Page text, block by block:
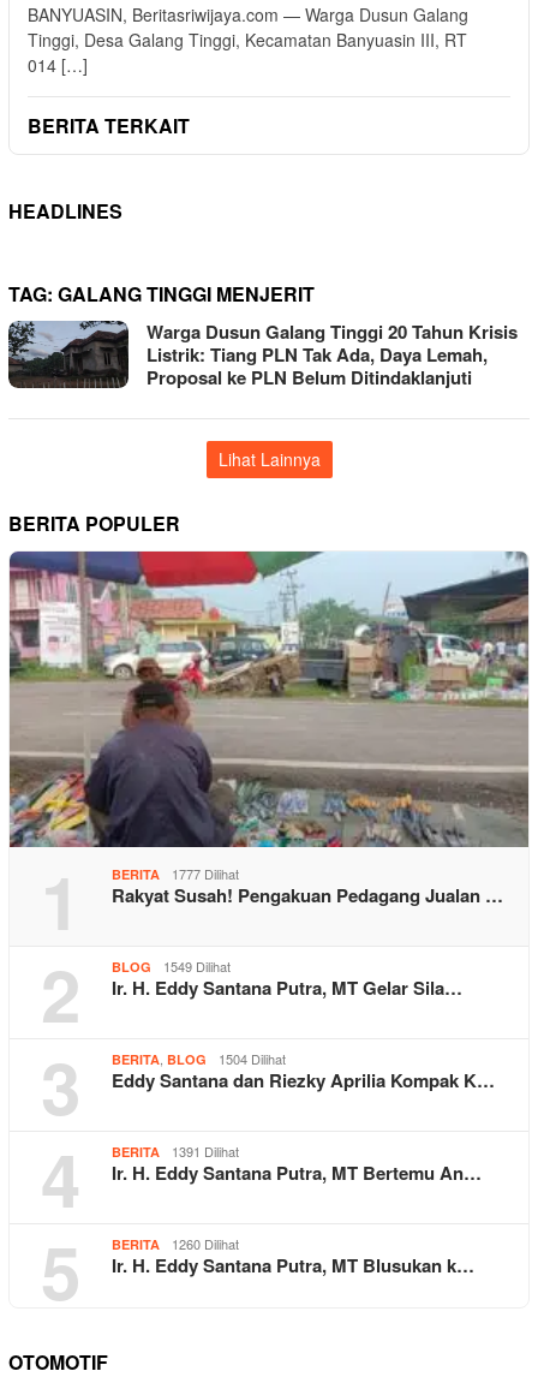
BANYUASIN, Beritasriwijaya.com — Warga Dusun Galang
Tinggi, Desa Galang Tinggi, Kecamatan Banyuasin III, RT
014 […]
BERITA TERKAIT
HEADLINES
TAG: GALANG TINGGI MENJERIT
Warga Dusun Galang Tinggi 20 Tahun Krisis
Listrik: Tiang PLN Tak Ada, Daya Lemah,
Proposal ke PLN Belum Ditindaklanjuti
Lihat Lainnya
BERITA POPULER
1 BERITA 1777 Dilihat
Rakyat Susah! Pengakuan Pedagang Jualan …
2 BLOG 1549 Dilihat
Ir. H. Eddy Santana Putra, MT Gelar Sila…
3 BERITA BLOG 1504 Dilihat
Eddy Santana dan Riezky Aprilia Kompak K…
4 BERITA 1391 Dilihat
Ir. H. Eddy Santana Putra, MT Bertemu An…
5 BERITA 1260 Dilihat
Ir. H. Eddy Santana Putra, MT Blusukan k…
OTOMOTIF